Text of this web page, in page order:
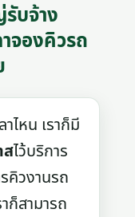
บจ้าง
จองคิวรถ
ไหน เราก็มี
สไว้บริการ
คิวงานรถ
ก็สามารถ